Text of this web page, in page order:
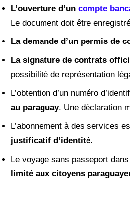
L’ouverture d’un compte
Le document doit être
La demande d’un permis de
La signature de contrats
possibilité de représentation
L’obtention d’un numéro
au paraguay. Une déclaration
L’abonnement à des services
justificatif d’identité.
Le voyage sans passeport
limité aux citoyens